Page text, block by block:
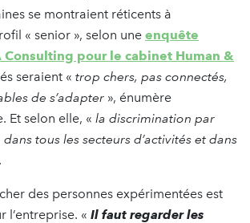
se montraient réticents à
« senior », selon une enquête
Consulting pour le cabinet Human &
seraient « trop chers, pas connectés,
de s’adapter », énumère
Et selon elle, « la discrimination par
tous les secteurs d’activités et dans
des personnes expérimentées est
l’entreprise. « Il faut regarder les